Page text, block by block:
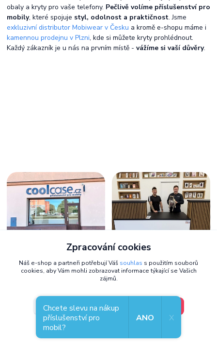
obaly a kryty pro vaše telefony. Pečlivě volíme příslušenství pro
mobily, které spojuje styl, odolnost a praktičnost. Jsme
exkluzivní distributor Mobiwear v Česku a kromě e-shopu máme i
kamennou prodejnu v Plzni, kde si můžete kryty prohlédnout.
Každý zákazník je u nás na prvním místě - vážíme si vaší důvěry.
Zastavte se osobně,těšíme se na
vás
Přemyslova 130/21
301 00, Plzeň
(naproti OC Plzeň Plaza)
Otevírací doba
Zpracování cookies
Náš e-shop a partneři potřebují Váš souhlas s použitím souborů
cookies, aby Vám mohli zobrazovat informace týkající se Vašich
zájmů.
Nastavení V pořádku, jdu si vybrat
Souhlas můžete odmítnout
Chcete slevu na nákup
příslušenství pro
mobil?
ANO X